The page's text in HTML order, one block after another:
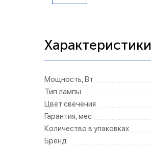
Характеристики
Мощность, Вт
Тип лампы
Цвет свечения
Гарантия, мес
Количество в упаковках
Бренд